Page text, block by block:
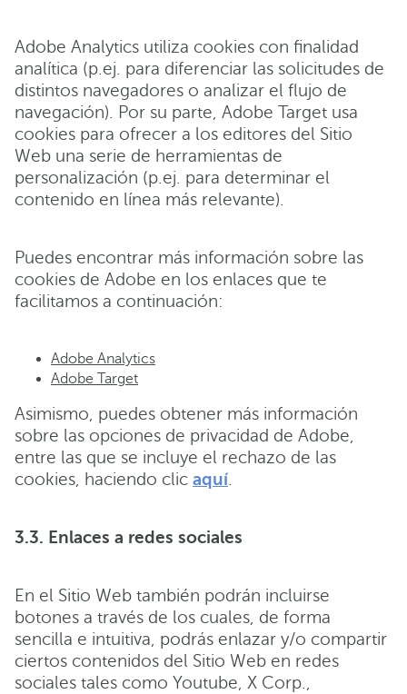
Adobe Analytics utiliza cookies con finalidad
analítica (p.ej. para diferenciar las solicitudes de
distintos navegadores o analizar el flujo de
navegación). Por su parte, Adobe Target usa
cookies para ofrecer a los editores del Sitio
Web una serie de herramientas de
personalización (p.ej. para determinar el
contenido en línea más relevante).
Puedes encontrar más información sobre las
cookies de Adobe en los enlaces que te
facilitamos a continuación:
Adobe Analytics
Adobe Target
Asimismo, puedes obtener más información
sobre las opciones de privacidad de Adobe,
entre las que se incluye el rechazo de las
cookies, haciendo clic aquí.
3.3. Enlaces a redes sociales
En el Sitio Web también podrán incluirse
botones a través de los cuales, de forma
sencilla e intuitiva, podrás enlazar y/o compartir
ciertos contenidos del Sitio Web en redes
sociales tales como Youtube, X Corp.,